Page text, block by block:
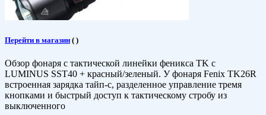
Перейти в магазин ( )
Обзор фонаря с тактической линейки феникса TK с
LUMINUS SST40 + красный/зеленый. У фонаря Fenix TK26R
встроенная зарядка тайп-с, разделенное управление тремя
кнопками и быстрый доступ к тактическому стробу из
выключенного